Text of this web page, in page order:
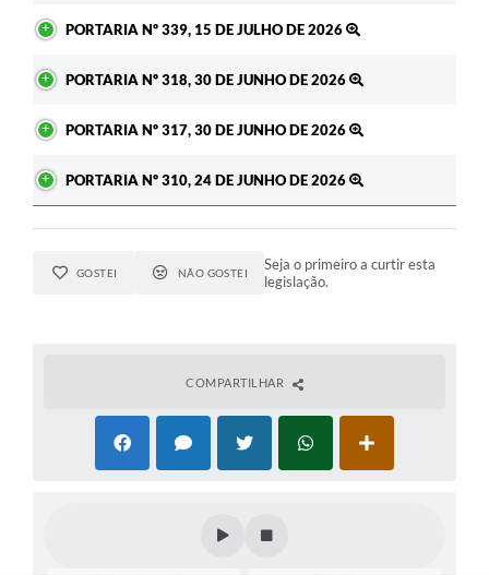
PORTARIA Nº 339, 15 DE JULHO DE 2026
PORTARIA Nº 318, 30 DE JUNHO DE 2026
PORTARIA Nº 317, 30 DE JUNHO DE 2026
PORTARIA Nº 310, 24 DE JUNHO DE 2026
GOSTEI NÃO GOSTEI
Seja o primeiro a curtir esta
legislação.
COMPARTILHAR